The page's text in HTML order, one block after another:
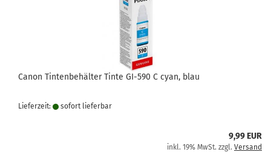
Canon Tintenbehälter Tinte GI-590 C cyan, blau
Lieferzeit: sofort lie­fer­bar
9,99 EUR
inkl. 19% MwSt. zzgl. Versand